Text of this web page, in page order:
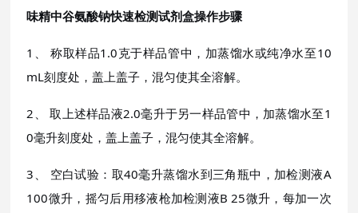
味精中谷氨酸钠快速检测试剂盒操作步骤
1、 称取样品1.0克于样品管中，加蒸馏水或纯净水至10
mL刻度处，盖上盖子，混匀使其全溶解。
2、 取上述样品液2.0毫升于另一样品管中，加蒸馏水至1
0毫升刻度处，盖上盖子，混匀使其全溶解。
3、 空白试验：取40毫升蒸馏水到三角瓶中，加检测液A
100微升，摇匀后用移液枪加检测液B 25微升，每加一次